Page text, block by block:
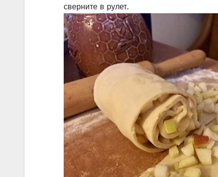
сверните в рулет.